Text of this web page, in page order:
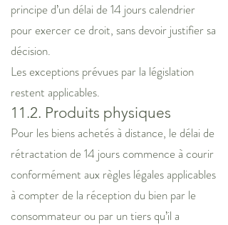
principe d’un délai de 14 jours calendrier
pour exercer ce droit, sans devoir justifier sa
décision.
Les exceptions prévues par la législation
restent applicables.
11.2. Produits physiques
Pour les biens achetés à distance, le délai de
rétractation de 14 jours commence à courir
conformément aux règles légales applicables
à compter de la réception du bien par le
consommateur ou par un tiers qu’il a